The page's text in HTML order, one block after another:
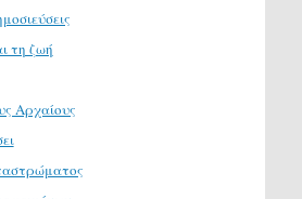
τη ζωή
Αρχαίους